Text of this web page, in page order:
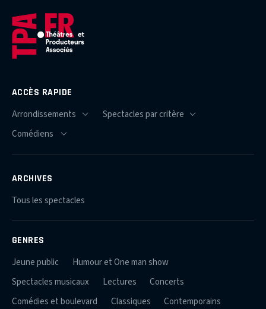
ACCÈS RAPIDE
ARCHIVES
Tous les spectacles
GENRES
Jeune public
Humour et One man show
Spectacles musicaux
Lectures
Concerts
Comédies et boulevard
Classiques
Contemporains